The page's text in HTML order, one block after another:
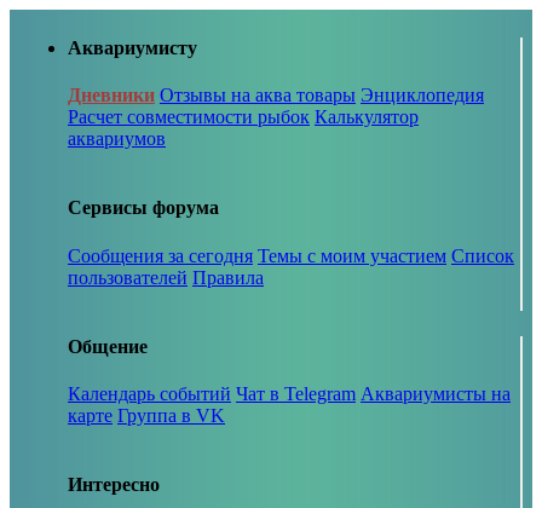
Аквариумисту
Дневники Отзывы на аква товары Энциклопедия
Расчет совместимости рыбок Калькулятор
аквариумов
Сервисы форума
Сообщения за сегодня Темы с моим участием Список
пользователей Правила
Общение
Календарь событий Чат в Telegram Аквариумисты на
карте Группа в VK
Интересно